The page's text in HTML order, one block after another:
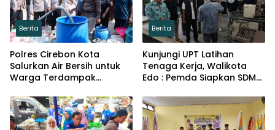
Berita
Polres Cirebon Kota
Salurkan Air Bersih untuk
Warga Terdampak
Berita
Kunjungi UPT Latihan
Tenaga Kerja, Walikota
Edo : Pemda Siapkan SDM
Bersaing